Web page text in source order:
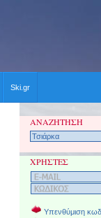
Ski.gr
ΑΝΑΖΗΤΗΣΗ
ΧΡΗΣΤΕΣ
Υπενθύμιση